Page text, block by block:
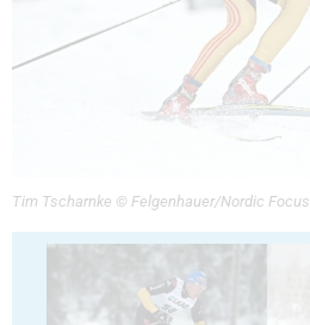
Tim Tscharnke © Felgenhauer/Nordic Focus